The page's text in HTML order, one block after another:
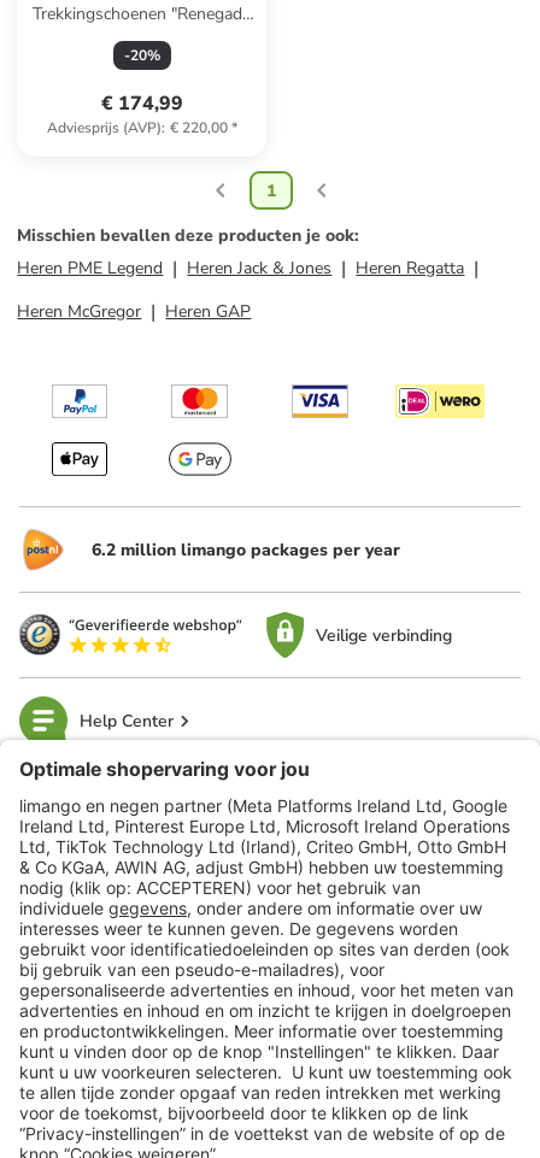
Trekkingschoenen "Renegade
GTX Mid" kaki
-20%
€ 174,99
Adviesprijs (AVP): € 220,00*
1
Misschien bevallen deze producten je ook:
Heren PME Legend
Heren Jack & Jones
Heren Regatta
Heren McGregor
Heren GAP
6.2 million limango packages per year
Veilige verbinding
Help Center
limango
Veilig winkelen
Klantenservice
Shop
Acties